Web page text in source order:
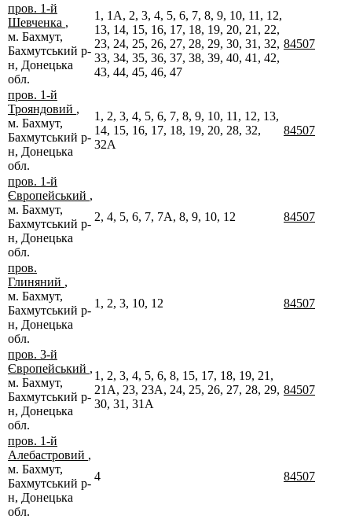
пров. 1-й
Шевченка ,
м. Бахмут,
Бахмутський р-
н, Донецька
обл.
1, 1А, 2, 3, 4, 5, 6, 7, 8, 9, 10, 11, 12,
13, 14, 15, 16, 17, 18, 19, 20, 21, 22,
23, 24, 25, 26, 27, 28, 29, 30, 31, 32,
33, 34, 35, 36, 37, 38, 39, 40, 41, 42,
43, 44, 45, 46, 47
84507
пров. 1-й
Трояндовий ,
м. Бахмут,
Бахмутський р-
н, Донецька
обл.
1, 2, 3, 4, 5, 6, 7, 8, 9, 10, 11, 12, 13,
14, 15, 16, 17, 18, 19, 20, 28, 32,
32А
84507
пров. 1-й
Європейський ,
м. Бахмут,
Бахмутський р-
н, Донецька
обл.
2, 4, 5, 6, 7, 7А, 8, 9, 10, 12 84507
пров.
Глиняний ,
м. Бахмут,
Бахмутський р-
н, Донецька
обл.
1, 2, 3, 10, 12 84507
пров. 3-й
Європейський ,
м. Бахмут,
Бахмутський р-
н, Донецька
обл.
1, 2, 3, 4, 5, 6, 8, 15, 17, 18, 19, 21,
21А, 23, 23А, 24, 25, 26, 27, 28, 29,
30, 31, 31А
84507
пров. 1-й
Алебастровий ,
м. Бахмут,
Бахмутський р-
н, Донецька
обл.
4 84507